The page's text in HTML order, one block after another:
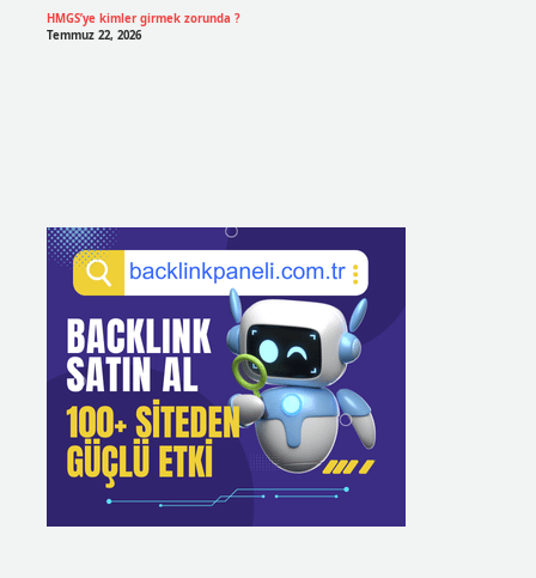
HMGS’ye kimler girmek zorunda ?
Temmuz 22, 2026